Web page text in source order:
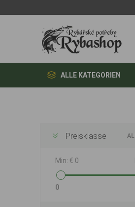
ALLE KATEGORIEN
Preisklasse
Min: € 0
0